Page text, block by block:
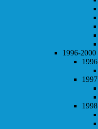
1996-2000
1996
1997
1998